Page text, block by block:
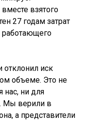
взятого
27 годам затрат
работающего
отклонил иск
объеме. Это не
нас, ни для
Мы верили в
а представители